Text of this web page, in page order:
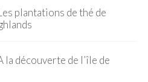
plantations de thé de
la découverte de l’île de